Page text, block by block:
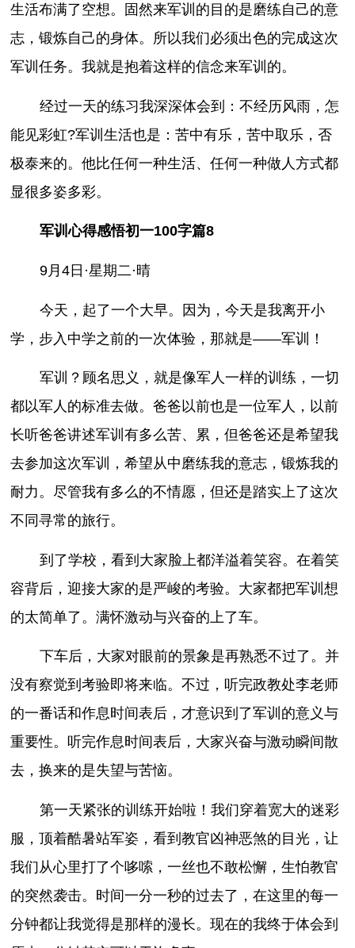
生活布满了空想。固然来军训的目的是磨练自己的意
志，锻炼自己的身体。所以我们必须出色的完成这次
军训任务。我就是抱着这样的信念来军训的。
经过一天的练习我深深体会到：不经历风雨，怎
能见彩虹?军训生活也是：苦中有乐，苦中取乐，否
极泰来的。他比任何一种生活、任何一种做人方式都
显很多姿多彩。
军训心得感悟初一100字篇8
9月4日·星期二·晴
今天，起了一个大早。因为，今天是我离开小
学，步入中学之前的一次体验，那就是——军训！
军训？顾名思义，就是像军人一样的训练，一切
都以军人的标准去做。爸爸以前也是一位军人，以前
长听爸爸讲述军训有多么苦、累，但爸爸还是希望我
去参加这次军训，希望从中磨练我的意志，锻炼我的
耐力。尽管我有多么的不情愿，但还是踏实上了这次
不同寻常的旅行。
到了学校，看到大家脸上都洋溢着笑容。在着笑
容背后，迎接大家的是严峻的考验。大家都把军训想
的太简单了。满怀激动与兴奋的上了车。
下车后，大家对眼前的景象是再熟悉不过了。并
没有察觉到考验即将来临。不过，听完政教处李老师
的一番话和作息时间表后，才意识到了军训的意义与
重要性。听完作息时间表后，大家兴奋与激动瞬间散
去，换来的是失望与苦恼。
第一天紧张的训练开始啦！我们穿着宽大的迷彩
服，顶着酷暑站军姿，看到教官凶神恶煞的目光，让
我们从心里打了个哆嗦，一丝也不敢松懈，生怕教官
的突然袭击。时间一分一秒的过去了，在这里的每一
分钟都让我觉得是那样的漫长。现在的我终于体会到